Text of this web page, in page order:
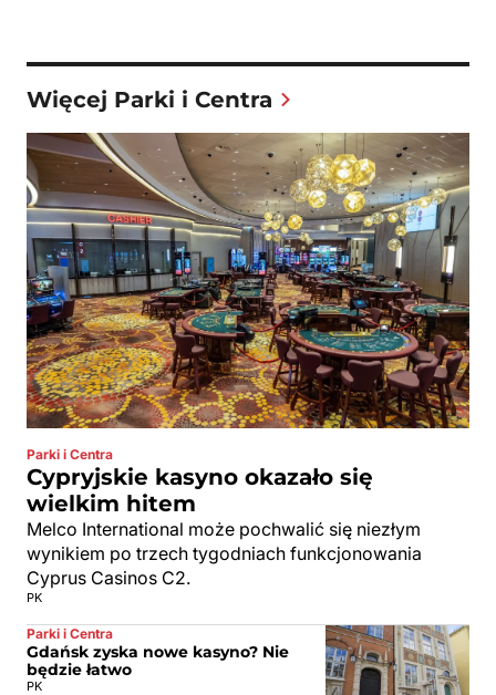
Więcej Parki i Centra
Parki i Centra
Cypryjskie kasyno okazało się
wielkim hitem
Melco International może pochwalić się niezłym
wynikiem po trzech tygodniach funkcjonowania
Cyprus Casinos C2.
PK
Parki i Centra
Gdańsk zyska nowe kasyno? Nie
będzie łatwo
PK